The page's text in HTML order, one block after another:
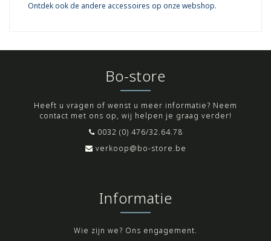
Ontdek ook de andere accessoires op onze webshop.
Bo-store
Heeft u vragen of wenst u meer informatie? Neem
contact met ons op, wij helpen je graag verder!
0032 (0) 476/32.64.78
verkoop@bo-store.be
Informatie
Wie zijn we? Ons engagement.